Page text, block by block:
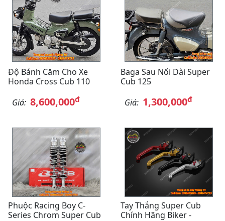
Độ Bánh Căm Cho Xe
Honda Cross Cub 110
Giá: 8,600,000đ
Baga Sau Nối Dài Super
Cub 125
Giá: 1,300,000đ
Phuộc Racing Boy C-
Series Chrom Super Cub
Tay Thắng Super Cub
Chính Hãng Biker -